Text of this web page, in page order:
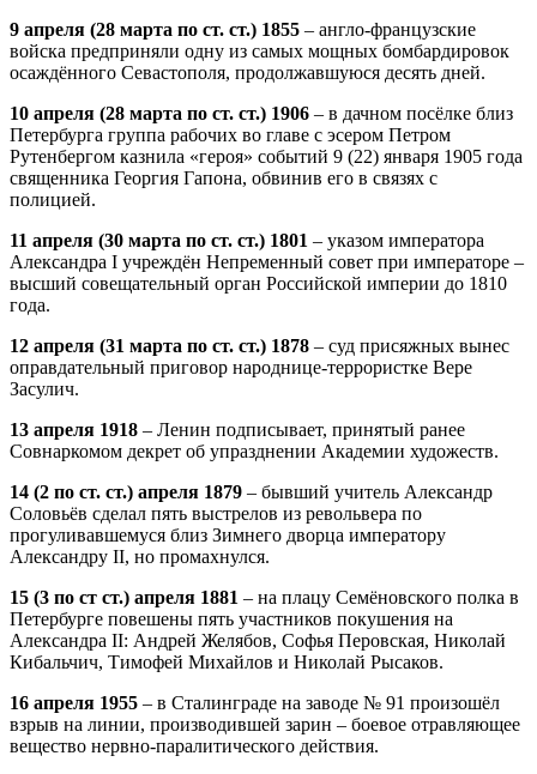
9 апреля (28 марта по ст. ст.) 1855 – англо-французские
войска предприняли одну из самых мощных бомбардировок
осаждённого Севастополя, продолжавшуюся десять дней.
10 апреля (28 марта по ст. ст.) 1906 – в дачном посёлке близ
Петербурга группа рабочих во главе с эсером Петром
Рутенбергом казнила «героя» событий 9 (22) января 1905 года
священника Георгия Гапона, обвинив его в связях с
полицией.
11 апреля (30 марта по ст. ст.) 1801 – указом императора
Александра I учреждён Непременный совет при императоре –
высший совещательный орган Российской империи до 1810
года.
12 апреля (31 марта по ст. ст.) 1878 – суд присяжных вынес
оправдательный приговор народнице-террористке Вере
Засулич.
13 апреля 1918 – Ленин подписывает, принятый ранее
Совнаркомом декрет об упразднении Академии художеств.
14 (2 по ст. ст.) апреля 1879 – бывший учитель Александр
Соловьёв сделал пять выстрелов из револьвера по
прогуливавшемуся близ Зимнего дворца императору
Александру II, но промахнулся.
15 (3 по ст ст.) апреля 1881 – на плацу Семёновского полка в
Петербурге повешены пять участников покушения на
Александра II: Андрей Желябов, Софья Перовская, Николай
Кибальчич, Тимофей Михайлов и Николай Рысаков.
16 апреля 1955 – в Сталинграде на заводе № 91 произошёл
взрыв на линии, производившей зарин – боевое отравляющее
вещество нервно-паралитического действия.